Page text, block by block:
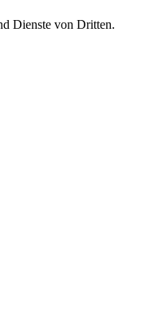
Dienste von Dritten.